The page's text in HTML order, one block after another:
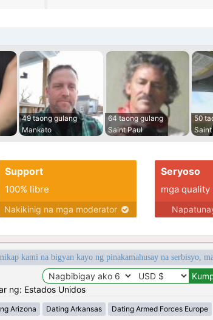
49 taong gulang
Mankato
64 taong gulang
Saint Paul
50
Support
100% libre
Nakikinig na mga moderator
Seryoso
mga
kami na bigyan kayo ng pinakamahusay na serbisyo,
ng: Estados Unidos
Arizona Dating Arkansas Dating Armed Forces Europe